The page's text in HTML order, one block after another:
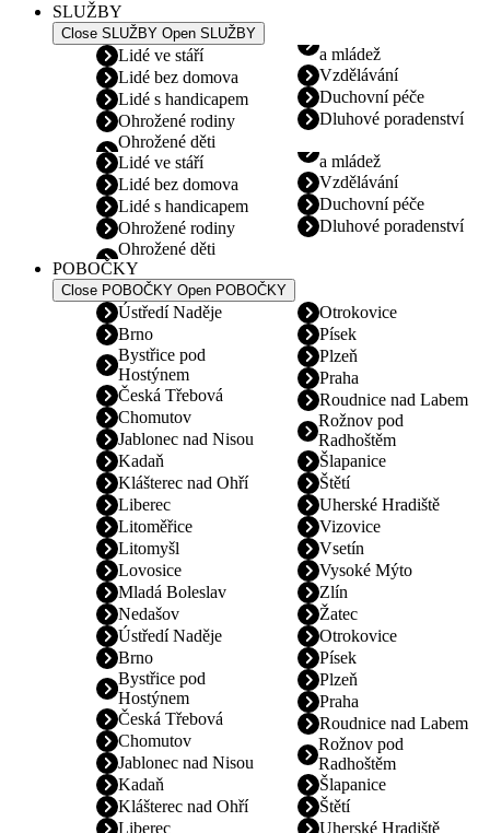
SLUŽBY
Close SLUŽBY Open SLUŽBY
Lidé ve stáří
Lidé bez domova
Lidé s handicapem
Ohrožené rodiny
Ohrožené děti
a mládež
Vzdělávání
Duchovní péče
Dluhové poradenství
Lidé ve stáří
Lidé bez domova
Lidé s handicapem
Ohrožené rodiny
Ohrožené děti
a mládež
Vzdělávání
Duchovní péče
Dluhové poradenství
POBOČKY
Close POBOČKY Open POBOČKY
Ústředí Naděje
Brno
Bystřice pod
Hostýnem
Česká Třebová
Chomutov
Jablonec nad Nisou
Kadaň
Klášterec nad Ohří
Liberec
Litoměřice
Litomyšl
Lovosice
Mladá Boleslav
Nedašov
Otrokovice
Písek
Plzeň
Praha
Roudnice nad Labem
Rožnov pod
Radhoštěm
Šlapanice
Štětí
Uherské Hradiště
Vizovice
Vsetín
Vysoké Mýto
Zlín
Žatec
Ústředí Naděje
Brno
Bystřice pod
Hostýnem
Česká Třebová
Chomutov
Jablonec nad Nisou
Kadaň
Klášterec nad Ohří
Liberec
Otrokovice
Písek
Plzeň
Praha
Roudnice nad Labem
Rožnov pod
Radhoštěm
Šlapanice
Štětí
Uherské Hradiště